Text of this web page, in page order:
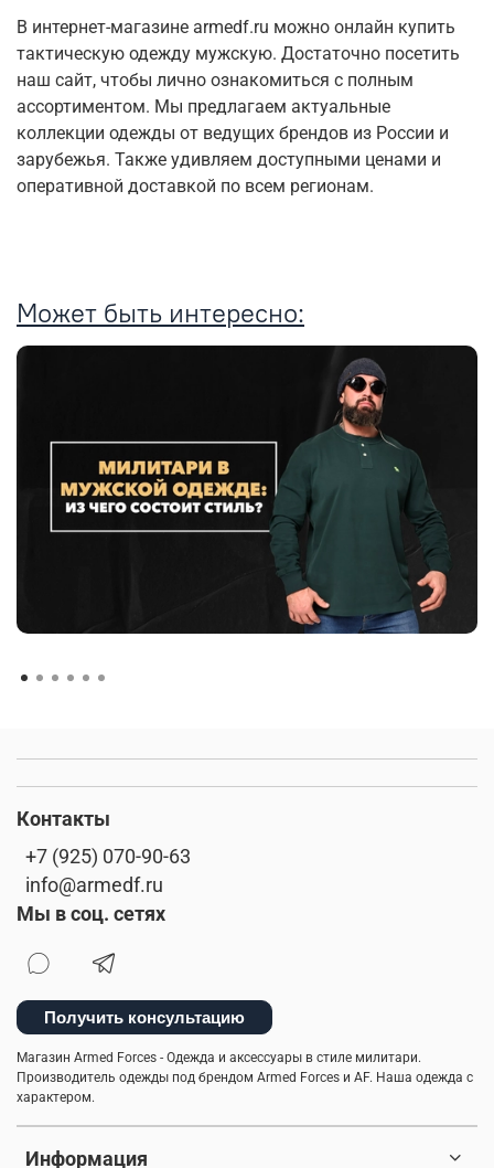
В интернет-магазине armedf.ru можно онлайн купить
тактическую одежду мужскую. Достаточно посетить
наш сайт, чтобы лично ознакомиться с полным
ассортиментом. Мы предлагаем актуальные
коллекции одежды от ведущих брендов из России и
зарубежья. Также удивляем доступными ценами и
оперативной доставкой по всем регионам.
Может быть интересно:
Информация
Контакты
+7 (925) 070-90-63
info@armedf.ru
Мы в соц. сетях
Получить консультацию
Магазин Armed Forces - Одежда и аксессуары в стиле милитари.
Производитель одежды под брендом Armed Forces и AF. Наша одежда с
характером.